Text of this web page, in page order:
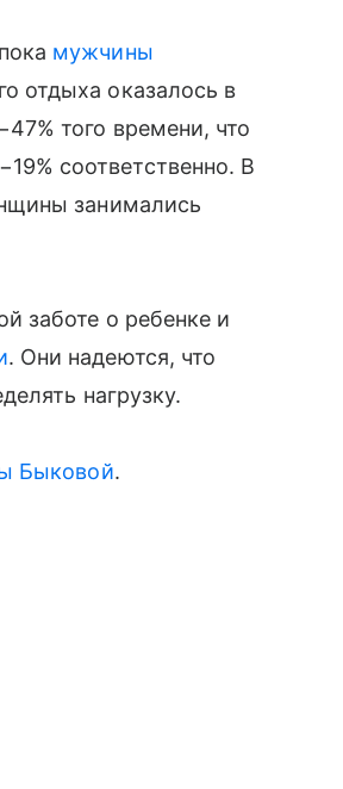
мужчины
отдыха оказалось в
того времени, что
соответственно. В
занимались
заботе о ребенке и
. Они надеются, что
нагрузку.
Быковой.